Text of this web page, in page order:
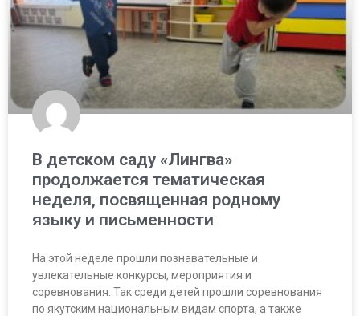
В детском саду «Лингва»
продолжается тематическая
неделя, посвященная родному
языку и письменности
На этой неделе прошли познавательные и
увлекательные конкурсы, мероприятия и
соревнования. Так среди детей прошли соревнования
по якутским национальным видам спорта, а также